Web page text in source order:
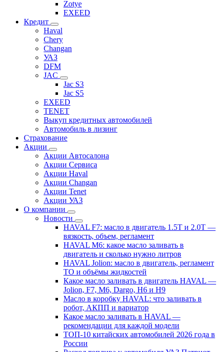
Zotye
EXEED
Кредит
Haval
Chery
Changan
УАЗ
DFM
JAC
Jac S3
Jac S5
EXEED
TENET
Выкуп кредитных автомобилей
Автомобиль в лизинг
Страхование
Акции
Акции Автосалона
Акции Сервиса
Акции Haval
Акции Changan
Акции Tenet
Акции УАЗ
О компании
Новости
HAVAL F7: масло в двигатель 1.5T и 2.0T —
вязкость, объем, регламент
HAVAL M6: какое масло заливать в
двигатель и сколько нужно литров
HAVAL Jolion: масло в двигатель, регламент
ТО и объёмы жидкостей
Какое масло заливать в двигатель HAVAL —
Jolion, F7, M6, Dargo, H6 и H9
Масло в коробку HAVAL: что заливать в
робот, АКПП и вариатор
Какое масло заливать в HAVAL —
рекомендации для каждой модели
ТОП-10 китайских автомобилей 2026 года в
России